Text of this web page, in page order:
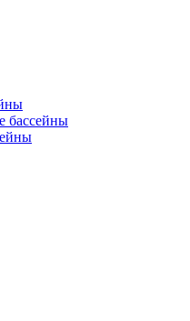
бассейны